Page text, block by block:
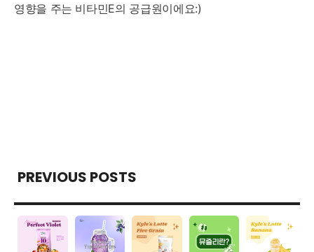
영향을 주는 비타민E의 공급원이에요:)
PREVIOUS POSTS